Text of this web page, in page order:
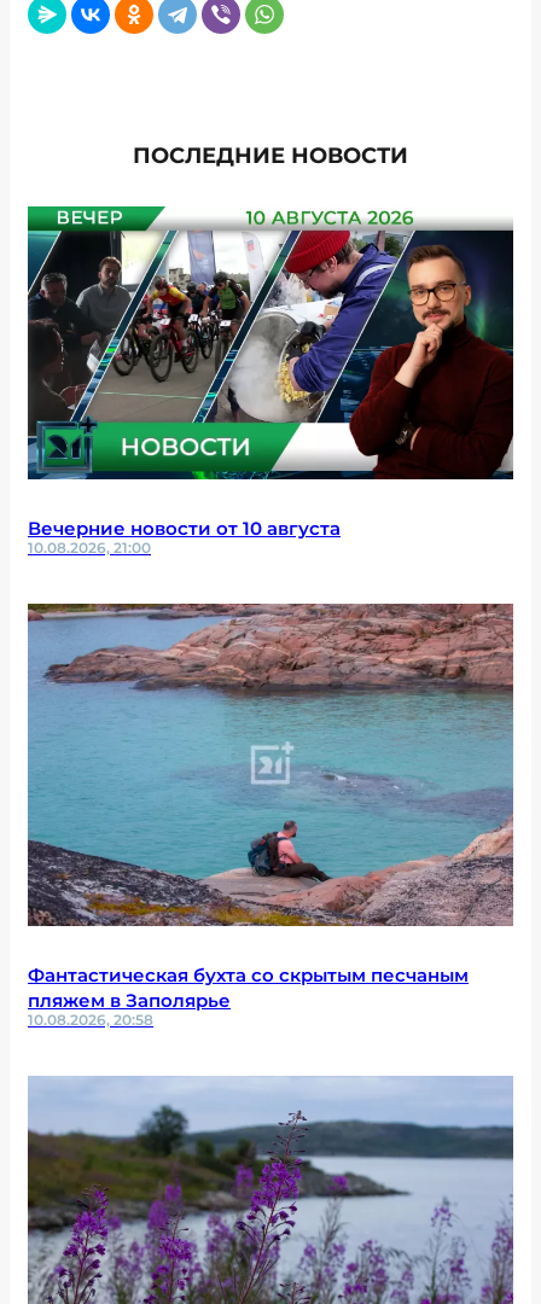
ПОСЛЕДНИЕ НОВОСТИ
Вечерние новости от 10 августа
10.08.2026, 21:00
Фантастическая бухта со скрытым песчаным
пляжем в Заполярье
10.08.2026, 20:58